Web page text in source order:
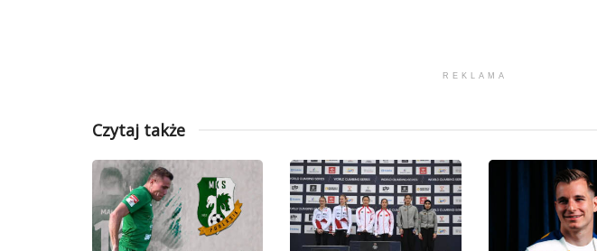
REKLAMA
Czytaj także